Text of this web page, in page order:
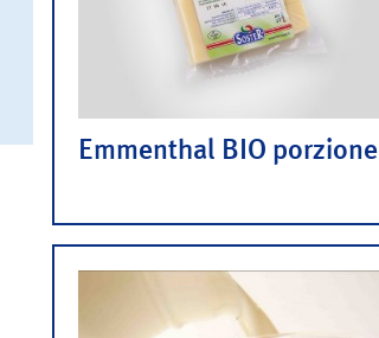
Emmenthal BIO porzione